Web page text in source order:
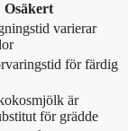
Osäkert
varierar
för färdig
är
för grädde